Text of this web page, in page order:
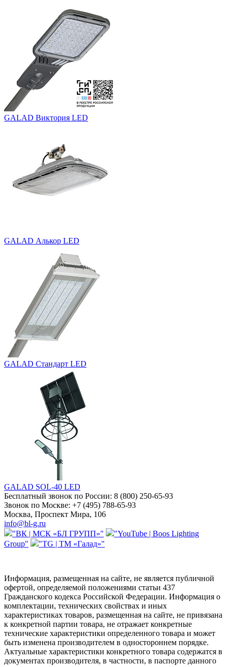
GALAD Виктория LED
GALAD Алькор LED
GALAD Стандарт LED
GALAD SOL-40 LED
Бесплатный звонок по России: 8 (800) 250-65-93
Звонок по Москве: +7 (495) 788-65-93
Москва, Проспект Мира, 106
info@bl-g.ru
"ВК | МСК «БЛ ГРУПП»"
"YouTube | Boos Lighting
Group"
"TG | ТМ «Галад»"
Информация, размещенная на сайте, не является публичной
офертой, определяемой положениями статьи 437
Гражданского кодекса Российской Федерации. Информация о
комплектации, технических свойствах и иных
характеристиках товаров, размещенная на сайте, не привязана
к конкретной партии товара, не отражает конкретные
технические характеристики определенного товара и может
быть изменена производителем в одностороннем порядке.
Актуальные характеристики конкретного товара содержатся в
документах производителя, в частности, в паспорте данного